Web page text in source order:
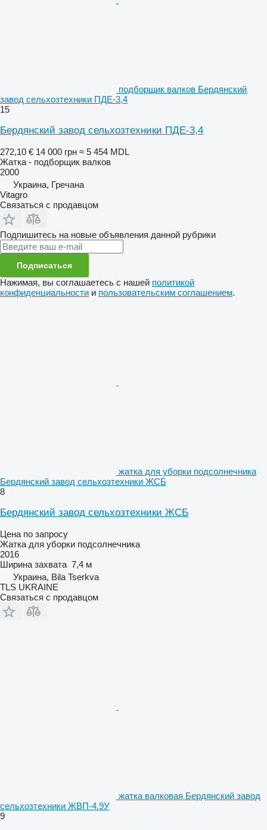
подборщик валков Бердянский
завод сельхозтехники ПДЕ-3,4
15
Бердянский завод сельхозтехники ПДЕ-3,4
272,10 € 14 000 грн ≈ 5 454 MDL
Жатка - подборщик валков
2000
Украина, Гречана
Vitagro
Связаться с продавцом
Подпишитесь на новые объявления данной рубрики
Подписаться
Нажимая, вы соглашаетесь с нашей политикой
конфиденциальности и пользовательским соглашением.
жатка для уборки подсолнечника
Бердянский завод сельхозтехники ЖСБ
8
Бердянский завод сельхозтехники ЖСБ
Цена по запросу
Жатка для уборки подсолнечника
2016
Ширина захвата 7,4 м
Украина, Bila Tserkva
TLS UKRAINE
Связаться с продавцом
жатка валковая Бердянский завод
сельхозтехники ЖВП-4.9У
9